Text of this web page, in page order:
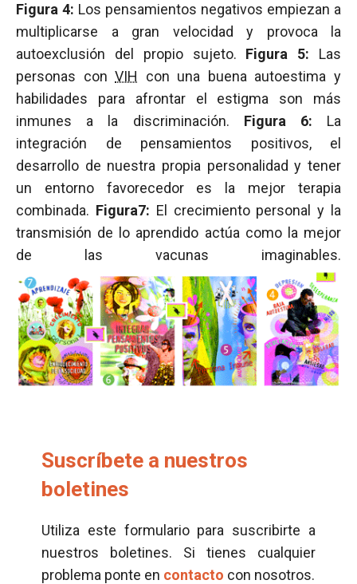
Figura 4: Los pensamientos negativos empiezan a
multiplicarse a gran velocidad y provoca la
autoexclusión del propio sujeto. Figura 5: Las
personas conVIH
con una buena autoestima y
habilidades para afrontar el estigma son más
inmunes a la discriminación. Figura 6: La
integración de pensamientos positivos, el
desarrollo de nuestra propia personalidad y tener
un entorno favorecedor es la mejor terapia
combinada. Figura7: El crecimiento personal y la
transmisión de lo aprendido actúa como la mejor
de las vacunas imaginables.
Suscríbete a nuestros
boletines
Utiliza este formulario para suscribirte a
nuestros boletines. Si tienes cualquier
problema ponte en contacto con nosotros.